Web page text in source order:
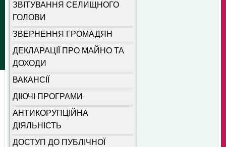
ЗВІТУВАННЯ СЕЛИЩНОГО
ГОЛОВИ
ЗВЕРНЕННЯ ГРОМАДЯН
ДЕКЛАРАЦІЇ ПРО МАЙНО ТА
ДОХОДИ
ВАКАНСІЇ
ДІЮЧІ ПРОГРАМИ
АНТИКОРУПЦІЙНА
ДІЯЛЬНІСТЬ
ДОСТУП ДО ПУБЛІЧНОЇ